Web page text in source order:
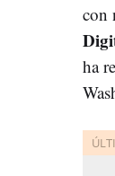
con
ha